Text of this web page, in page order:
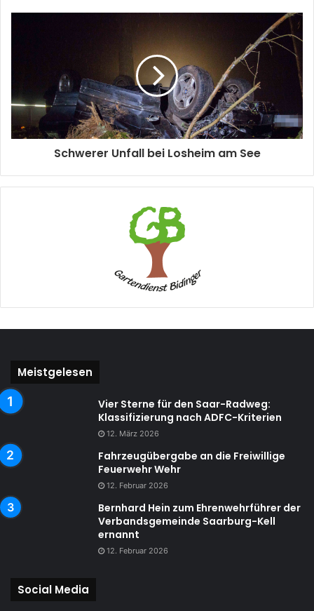
Schwerer Unfall bei Losheim am See
Meistgelesen
Vier Sterne für den Saar-Radweg:
Klassifizierung nach ADFC-Kriterien
12. März 2026
Fahrzeugübergabe an die Freiwillige
Feuerwehr Wehr
12. Februar 2026
Bernhard Hein zum Ehrenwehrführer der
Verbandsgemeinde Saarburg-Kell
ernannt
12. Februar 2026
Social Media